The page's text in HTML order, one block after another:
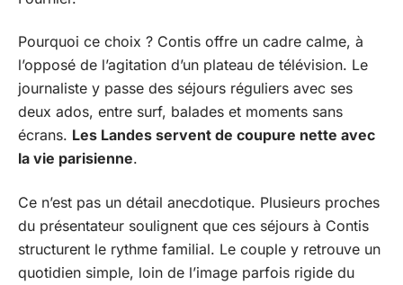
Pourquoi ce choix ? Contis offre un cadre calme, à
l’opposé de l’agitation d’un plateau de télévision. Le
journaliste y passe des séjours réguliers avec ses
deux ados, entre surf, balades et moments sans
écrans. Les Landes servent de coupure nette avec
la vie parisienne.
Ce n’est pas un détail anecdotique. Plusieurs proches
du présentateur soulignent que ces séjours à Contis
structurent le rythme familial. Le couple y retrouve un
quotidien simple, loin de l’image parfois rigide du